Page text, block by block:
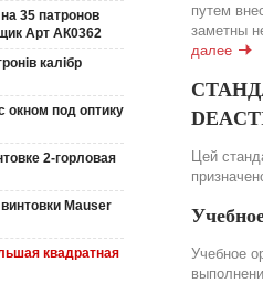
35 патронов
Арт АК0362
калібр
окном под оптику
2-горловая
Mauser
квадратная
путем
заметны
далее
Цей
Учебное